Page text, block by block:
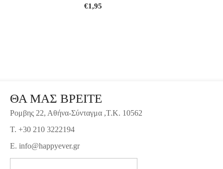
€1,95
ΘΑ ΜΑΣ ΒΡΕΙΤΕ
Ρομβης 22, Αθήνα-Σύνταγμα ,Τ.Κ. 10562
T. +30 210 3222194
E. info@happyever.gr